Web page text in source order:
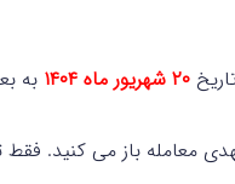
۲۰ شهریور ماه ۱۴۰۴ به